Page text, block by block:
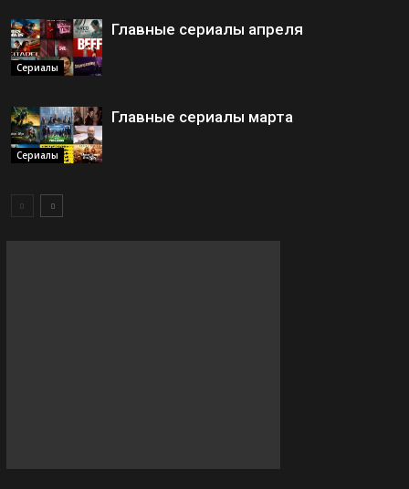
Сериалы
Главные сериалы апреля
Сериалы
Главные сериалы марта